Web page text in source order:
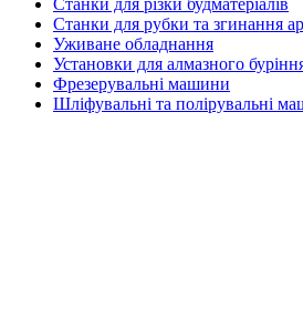
Станки для різки будматеріалів
Станки для рубки та згинання
Уживане обладнання
Установки для алмазного
Фрезерувальні машини
Шліфувальні та полірувальні